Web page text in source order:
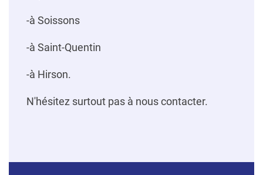
-à Soissons
-à Saint-Quentin
-à Hirson.
N'hésitez surtout pas à nous contacter.